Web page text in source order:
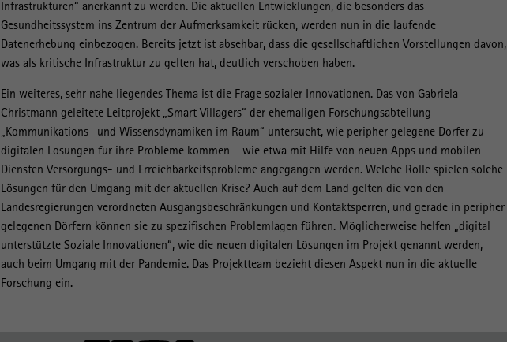
Infrastrukturen“ anerkannt zu werden. Die aktuellen Entwicklungen, die besonders das
Gesundheitssystem ins Zentrum der Aufmerksamkeit rücken, werden nun in die laufende
Datenerhebung einbezogen. Bereits jetzt ist absehbar, dass die gesellschaftlichen Vorstellungen davon,
was als kritische Infrastruktur zu gelten hat, deutlich verschoben haben.
Ein weiteres, sehr nahe liegendes Thema ist die Frage sozialer Innovationen. Das von Gabriela
Christmann geleitete Leitprojekt „Smart Villagers“ der ehemaligen Forschungsabteilung
„Kommunikations- und Wissensdynamiken im Raum“ untersucht, wie peripher gelegene Dörfer zu
digitalen Lösungen für ihre Probleme kommen – wie etwa mit Hilfe von neuen Apps und mobilen
Diensten Versorgungs- und Erreichbarkeitsprobleme angegangen werden. Welche Rolle spielen solche
Lösungen für den Umgang mit der aktuellen Krise? Auch auf dem Land gelten die von den
Landesregierungen verordneten Ausgangsbeschränkungen und Kontaktsperren, und gerade in peripher
gelegenen Dörfern können sie zu spezifischen Problemlagen führen. Möglicherweise helfen „digital
unterstützte Soziale Innovationen“, wie die neuen digitalen Lösungen im Projekt genannt werden,
auch beim Umgang mit der Pandemie. Das Projektteam bezieht diesen Aspekt nun in die aktuelle
Forschung ein.